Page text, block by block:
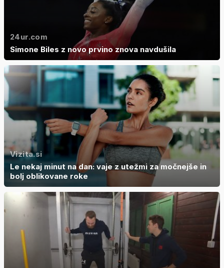
24ur.com
Simone Biles z novo prvino znova navdušila
Vizita.si
Le nekaj minut na dan: vaje z utežmi za močnejše in
bolj oblikovane roke